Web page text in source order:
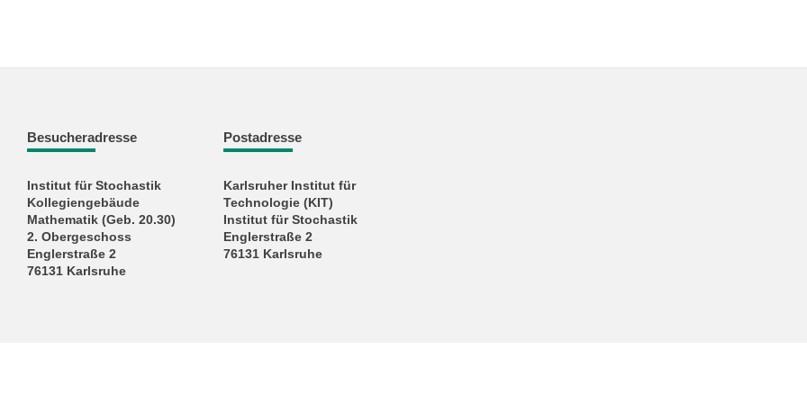
Besucheradresse
Institut für Stochastik
Kollegiengebäude
Mathematik (Geb. 20.30)
2. Obergeschoss
Englerstraße 2
76131 Karlsruhe
Postadresse
Karlsruher Institut für
Technologie (KIT)
Institut für Stochastik
Englerstraße 2
76131 Karlsruhe